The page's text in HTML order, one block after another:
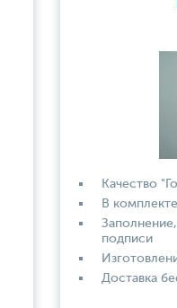
Качество
В
подписи
Доставка